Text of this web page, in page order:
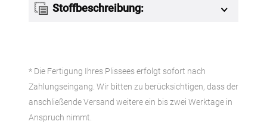
Stoffbeschreibung:
* Die Fertigung Ihres Plissees erfolgt sofort nach
Zahlungseingang. Wir bitten zu berücksichtigen, dass der
anschließende Versand weitere ein bis zwei Werktage in
Anspruch nimmt.